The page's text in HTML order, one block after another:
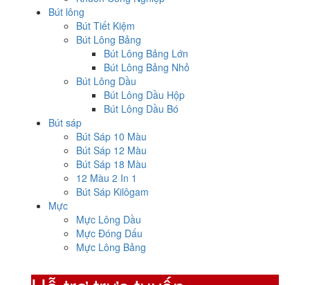
Bút lông
Bút Tiết Kiệm
Bút Lông Bảng
Bút Lông Bảng Lớn
Bút Lông Bảng Nhỏ
Bút Lông Dầu
Bút Lông Dầu Hộp
Bút Lông Dầu Bó
Bút sáp
Bút Sáp 10 Màu
Bút Sáp 12 Màu
Bút Sáp 18 Màu
12 Màu 2 In 1
Bút Sáp Kilôgam
Mực
Mực Lông Dầu
Mực Đóng Dấu
Mực Lông Bảng